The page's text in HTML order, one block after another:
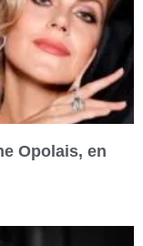
Opolais, en